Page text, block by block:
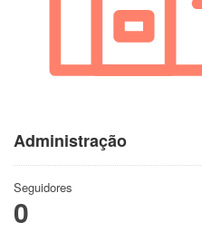
Administração
Seguidores
0